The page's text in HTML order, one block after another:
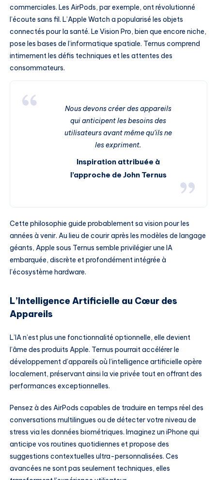
commerciales. Les AirPods, par exemple, ont révolutionné
l’écoute sans fil. L’Apple Watch a popularisé les objets
connectés pour la santé. Le Vision Pro, bien que encore niche,
pose les bases de l’informatique spatiale. Ternus comprend
intimement les défis techniques et les attentes des
consommateurs.
Nous devons créer des appareils
qui anticipent les besoins des
utilisateurs avant même qu’ils ne
les expriment.
Inspiration attribuée à
l’approche de John Ternus
Cette philosophie guide probablement sa vision pour les
années à venir. Au lieu de courir après les modèles de langage
géants, Apple sous Ternus semble privilégier une IA
embarquée, discrète et profondément intégrée à
l’écosystème hardware.
L’Intelligence Artificielle au Cœur des
Appareils
L’IA n’est plus une fonctionnalité optionnelle, elle devient
l’âme des produits Apple. Ternus pourrait accélérer le
développement d’appareils où l’intelligence artificielle opère
localement, préservant ainsi la vie privée tout en offrant des
performances exceptionnelles.
Pensez à des AirPods capables de traduire en temps réel des
conversations multilingues ou de détecter votre niveau de
stress via les données biométriques. Imaginez un iPhone qui
anticipe vos routines quotidiennes et propose des
suggestions contextuelles ultra-personnalisées. Ces
avancées ne sont pas seulement techniques, elles